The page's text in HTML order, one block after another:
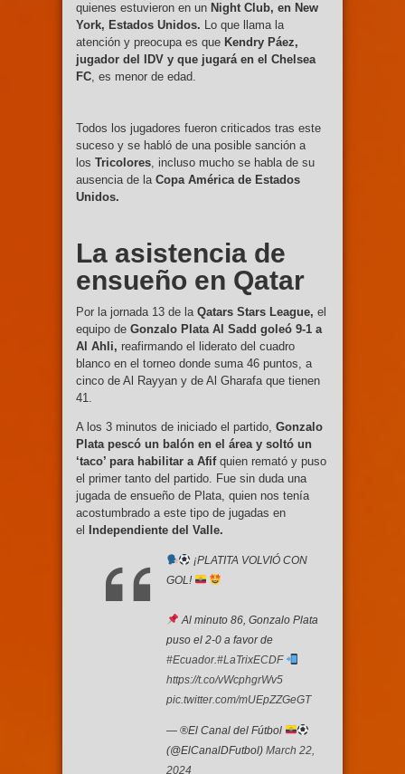
quienes estuvieron en un Night Club, en New
York, Estados Unidos. Lo que llama la
atención y preocupa es que Kendry Páez,
jugador del IDV y que jugará en el Chelsea
FC, es menor de edad.
Todos los jugadores fueron criticados tras este
suceso y se habló de una posible sanción a
los Tricolores, incluso mucho se habla de su
ausencia de la Copa América de Estados
Unidos.
La asistencia de
ensueño en Qatar
Por la jornada 13 de laQatars Stars League, el
equipo de Gonzalo Plata Al Sadd goleó 9-1 a
Al Ahli, reafirmando el liderato del cuadro
blanco en el torneo donde suma 46 puntos, a
cinco de Al Rayyan y de Al Gharafa que tienen
41.
A los 3 minutos de iniciado el partido, Gonzalo
Plata pescó un balón en el área y soltó un
‘taco’ para habilitar a Afif quien remató y puso
el primer tanto del partido. Fue sin duda una
jugada de ensueño de Plata, quien nos tenía
acostumbrado a este tipo de jugadas en
el
Independiente del Valle.
¡PLATITA VOLVIÓ CON
GOL!
Al minuto 86, Gonzalo Plata
puso el 2-0 a favor de
#Ecuador.#LaTrixECDF
https://t.co/vWcphgrWv5
pic.twitter.com/mUEpZZGeGT
— ®El Canal del Fútbol
(@ElCanalDFutbol) March 22,
2024